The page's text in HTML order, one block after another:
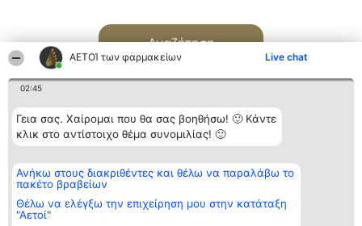
ΑΕΤΟΊ των φαρμακείων Live chat
02:45
Γεια σας. Χαίρομαι που θα σας βοηθήσω! 🙂 Κάντε
κλικ στο αντίστοιχο θέμα συνομιλίας! 🙂
Ανήκω στους διακριθέντες και θέλω να παραλάβω το
πακέτο βραβείων
Θέλω να ελέγξω την επιχείρηση μου στην κατάταξη
"Αετοί"
Αναζήτηση
Διοργανωτής της
κατάταξης
BEAUTIFUL COMPANY
ΤΗΛ. ΕΠΙΚΟΙΝΩΝΙΑΣ:
2104128019
Κατάταξη
Διακριθέντες
των
διακριθέντων
Επικοινωνία
Επικοινωνία